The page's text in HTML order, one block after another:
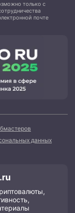
только с
почте
данных